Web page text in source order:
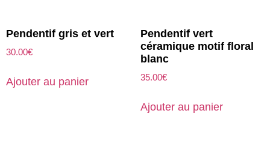
Pendentif gris et vert
30.00€
Ajouter au panier
Pendentif vert
céramique motif floral
blanc
35.00€
Ajouter au panier